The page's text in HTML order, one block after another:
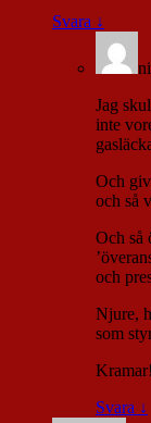
Svara ↓
Jag
inte
Och
och så
Och så
och
Njure,
som
Kramar!
Svara ↓